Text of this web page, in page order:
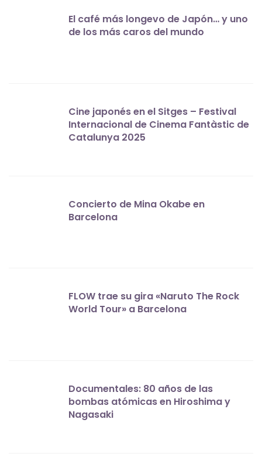
El café más longevo de Japón… y uno
de los más caros del mundo
Cine japonés en el Sitges – Festival
Internacional de Cinema Fantàstic de
Catalunya 2025
Concierto de Mina Okabe en
Barcelona
FLOW trae su gira «Naruto The Rock
World Tour» a Barcelona
Documentales: 80 años de las
bombas atómicas en Hiroshima y
Nagasaki